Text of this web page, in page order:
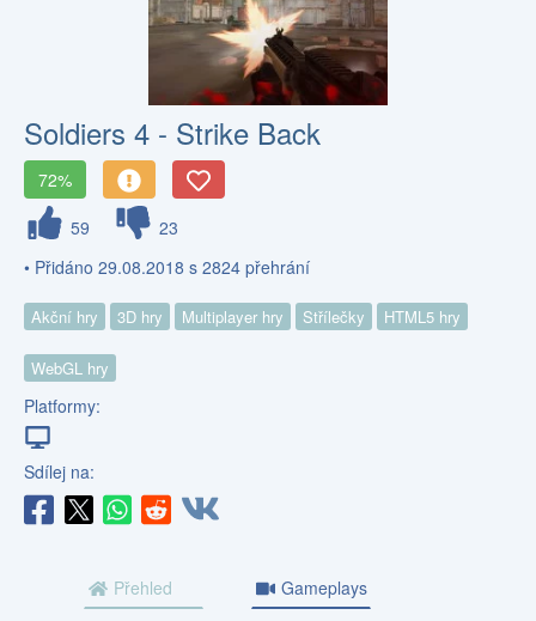
Soldiers 4 - Strike Back
72%
59
23
• Přidáno 29.08.2018 s 2824 přehrání
Akční hry 3D hry Multiplayer hry Střílečky HTML5 hry
WebGL hry
Platformy:
Sdílej na:
Přehled Gameplays